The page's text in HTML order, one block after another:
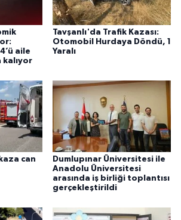
aile
Tavşanlı'da Trafik Kazası:
Otomobil Hurdaya Döndü, 1
Yaralı
can
Dumlupınar Üniversitesi ile
Anadolu Üniversitesi
arasında iş birliği toplantısı
gerçekleştirildi